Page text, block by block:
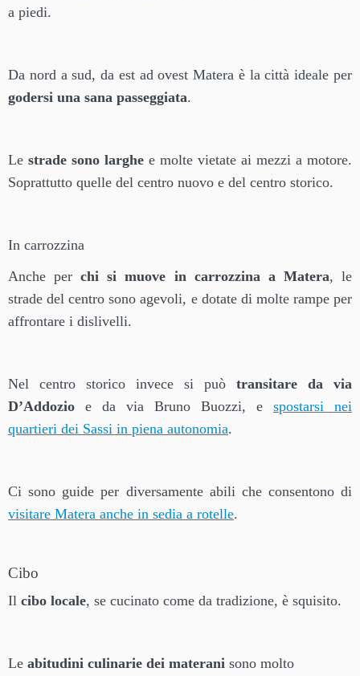
a piedi.
Da nord a sud, da est ad ovest Matera è la città ideale per
godersi una sana passeggiata.
Le strade sono larghe e molte vietate ai mezzi a motore.
Soprattutto quelle del centro nuovo e del centro storico.
In carrozzina
Anche perchi si muove in carrozzina a Matera, le
strade del centro sono agevoli, e dotate di molte rampe per
affrontare i dislivelli.
Nel centro storico invece si può transitare da via
D’Addozio e da via Bruno Buozzi, e spostarsi nei
quartieri dei Sassi in piena autonomia.
Ci sono guide per diversamente abili che consentono di
visitare Matera anche in sedia a rotelle.
Cibo
Il cibo locale, se cucinato come da tradizione, è squisito.
Le abitudini culinarie dei materani sono molto